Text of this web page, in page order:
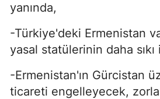
yanında,
-Türkiye'deki Ermenistan
yasal statülerinin daha
-Ermenistan'ın Gürcistan
ticareti engelleyecek,